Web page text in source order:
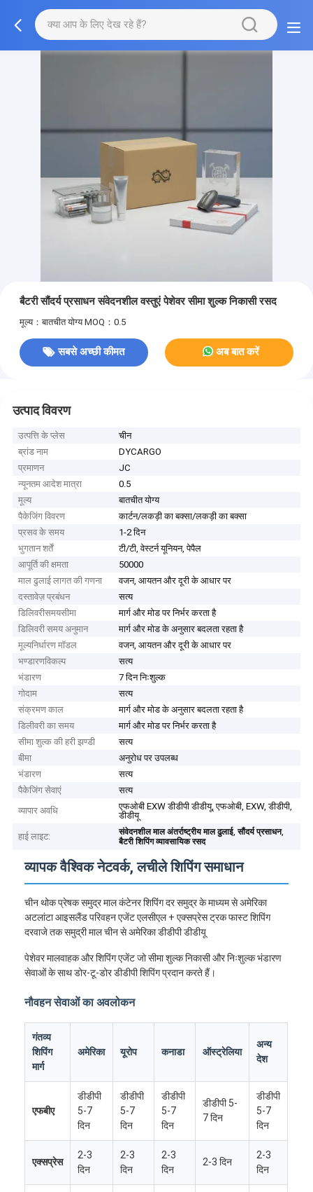
बैटरी सौंदर्य प्रसाधन संवेदनशील वस्तुएं पेशेवर सीमा शुल्क निकासी रसद
मूल्य：बातचीत योग्य MOQ：0.5
सबसे अच्छी कीमत अब बात करें
उत्पाद विवरण
उत्पत्ति के प्लेस
चीन
ब्रांड नाम
DYCARGO
प्रमाणन
JC
न्यूनतम आदेश मात्रा
0.5
मूल्य
बातचीत योग्य
पैकेजिंग विवरण
कार्टन/लकड़ी का बक्सा/लकड़ी का बक्सा
प्रसव के समय
1-2 दिन
भुगतान शर्तें
टी/टी, वेस्टर्न यूनियन, पेपैल
आपूर्ति की क्षमता
50000
माल ढुलाई लागत की गणना
वजन, आयतन और दूरी के आधार पर
दस्तावेज़ प्रबंधन
सत्य
डिलिवरीसमयसीमा
मार्ग और मोड पर निर्भर करता है
डिलिवरी समय अनुमान
मार्ग और मोड के अनुसार बदलता रहता है
मूल्यनिर्धारण मॉडल
वजन, आयतन और दूरी के आधार पर
भण्डारणविकल्प
सत्य
भंडारण
7 दिन निःशुल्क
गोदाम
सत्य
संक्रमण काल
मार्ग और मोड के अनुसार बदलता रहता है
डिलीवरी का समय
मार्ग और मोड पर निर्भर करता है
सीमा शुल्क की हरी झण्डी
सत्य
बीमा
अनुरोध पर उपलब्ध
भंडारण
सत्य
पैकेजिंग सेवाएं
सत्य
व्यापार अवधि
एफओबी EXW डीडीपी डीडीयू, एफओबी, EXW, डीडीपी,
डीडीयू
हाई लाइट:
संवेदनशील माल अंतर्राष्ट्रीय माल ढुलाई,सौंदर्य प्रसाधन,
बैटरी शिपिंग व्यावसायिक रसद
व्यापक वैश्विक नेटवर्क, लचीले शिपिंग समाधान
चीन थोक प्रेषक समुद्र माल कंटेनर शिपिंग दर समुद्र के माध्यम से अमेरिका
अटलांटा आइसलैंड परिवहन एजेंट एलसीएल + एक्सप्रेस ट्रक फास्ट शिपिंग
दरवाजे तक समुद्री माल चीन से अमेरिका डीडीपी डीडीयू
पेशेवर मालवाहक और शिपिंग एजेंट जो सीमा शुल्क निकासी और निःशुल्क भंडारण
सेवाओं के साथ डोर-टू-डोर डीडीपी शिपिंग प्रदान करते हैं।
नौवहन सेवाओं का अवलोकन
गंतव्य
शिपिंग
मार्ग
अमेरिका यूरोप कनाडा ऑस्ट्रेलिया
अन्य
देश
एफबीए
डीडीपी
5-7
दिन
डीडीपी
5-7
दिन
डीडीपी
5-7
दिन
डीडीपी 5-
7 दिन
डीडीपी
5-7
दिन
एक्सप्रेस
2-3
दिन
2-3
दिन
2-3
दिन
2-3 दिन
2-3
दिन